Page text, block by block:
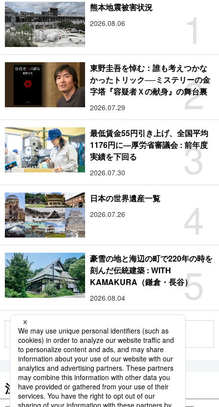
1
熊本地震被害状況
2026.08.06
2
東野圭吾を悼む：誰も考えつかな
かったトリック──ミステリーの金
字塔『容疑者Ｘの献身』の舞台裏
2026.07.29
3
最低賃金55円引き上げ、全国平均
1176円に―厚労省審議会 : 前年度
実績を下回る
2026.07.30
4
日本の世界遺産一覧
2026.07.26
5
豪雪の地と海辺の町で220年の時を
刻んだ伝統建築 : WITH
KAMAKURA（鎌倉・長谷）
2026.08.04
もっと見る
注目のキーワード